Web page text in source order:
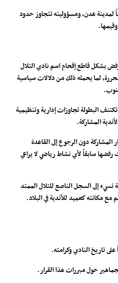
لمدينة عدن، ومسؤوليته تتجاوز حدود
بشكل قاطع إقحام اسم نادي التلال
لما يحمله ذلك من دلالات سياسية
البطولة تجاوزات إدارية وتنظيمية
المشاركة.
دون الرجوع إلى القاعدة
رفضها سابقاً لأي نشاط رياضي لا يراعي
تسيء إلى السجل الناصع للتلال الممتد
مكانته كعميد للأندية في البلاد.